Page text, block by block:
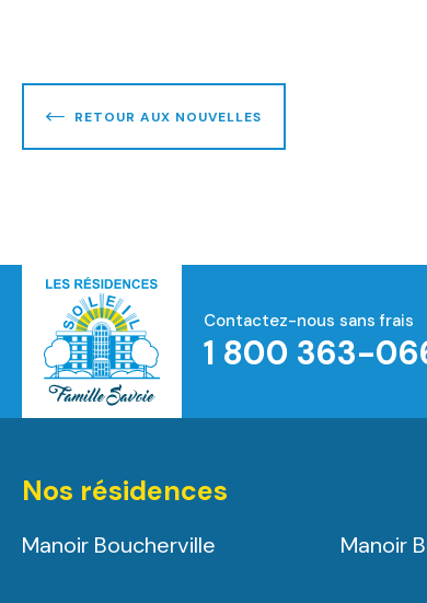
RETOUR AUX NOUVELLES
Accueil
Contactez-nous sans frais
1 800 363-
Nos résidences
Manoir Boucherville Manoir